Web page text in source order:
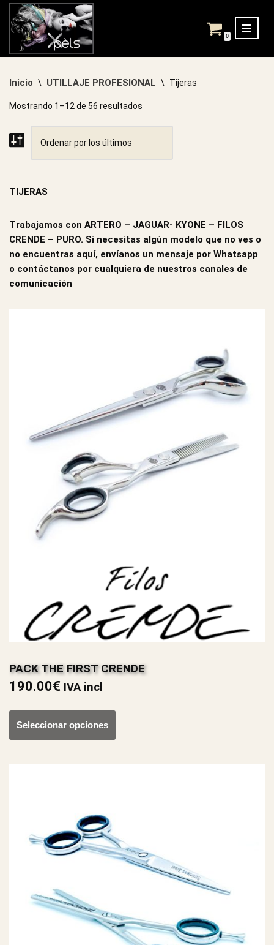
Saltar
0
Inicio \ UTILLAJE PROFESIONAL \ Tijeras
Mostrando 1–12 de 56 resultados
TIJERAS
Trabajamos con ARTERO – JAGUAR- KYONE – FILOS
CRENDE – PURO. Si necesitas algún modelo que no ves o
no encuentras aquí, envíanos un mensaje por Whatsapp
o contáctanos por cualquiera de nuestros canales de
comunicación
PACK THE FIRST CRENDE
190.00€ IVA incl
Seleccionar opciones